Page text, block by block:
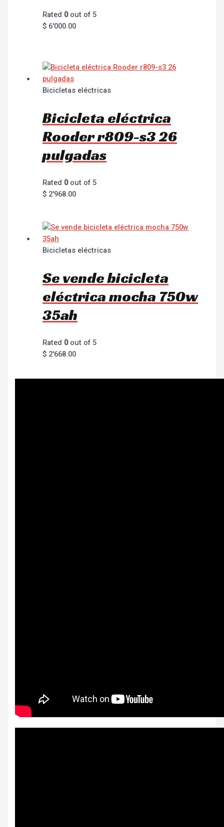
Rated 0out of 5
$ 6'000.00
Bicicletas eléctricas
Bicicleta eléctrica
Rooder r809-s3 26
pulgadas
Rated 0out of 5
$ 2'968.00
Bicicletas eléctricas
Se vende bicicleta
eléctrica mocha 750w
35ah
Rated 0out of 5
$ 2'668.00